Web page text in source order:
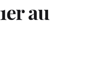
erau